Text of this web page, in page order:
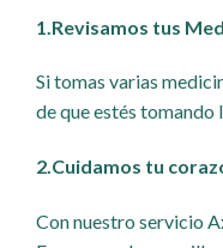
1. Revisamos tus
Si tomas varias
de que estés
2.Cuidamos tu
Con nuestro servicio